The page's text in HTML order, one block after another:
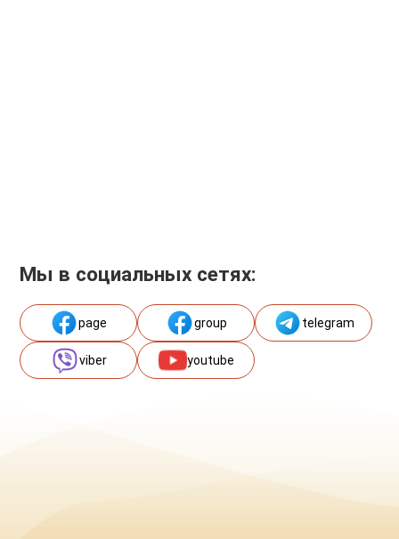
Мы в социальных сетях:
page group telegram
viber youtube